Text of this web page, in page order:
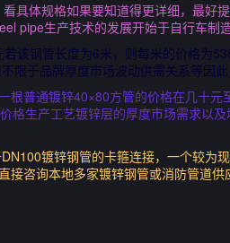
具体规格如果要知道得更详细，最好
pipe生产技术的发展开始于自行车制造
该钢管长度为6米，则每米的价格为
于品牌厚度市场波动供需关系等因此
根普通镀锌40×80方管的价格在几十元
格生产工艺镀锌层的厚度市场需求以
镀锌钢管的卡箍连接，一个较为
咨询本地多家镀锌钢管或消防管道供